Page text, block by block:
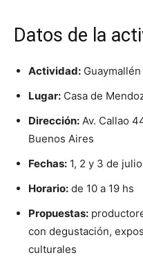
Datos de la
Actividad:
Lugar: Casa de
Dirección: Av. Callao
Buenos Aires
Fechas: 1, 2 y 3 de julio
Horario: de 10 a 19 hs
Propuestas:
con degustación,
culturales